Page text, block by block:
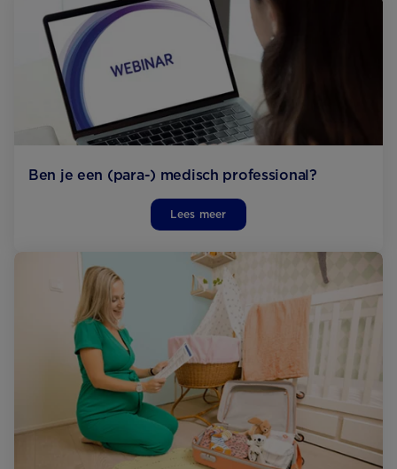
Ben je een (para-) medisch professional?
Lees meer